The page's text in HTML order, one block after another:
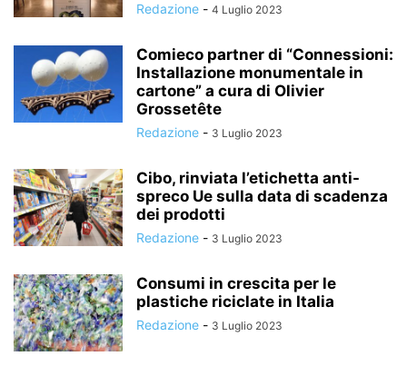
Redazione - 4 Luglio 2023
Comieco partner di “Connessioni:
Installazione monumentale in
cartone” a cura di Olivier
Grossetête
Redazione - 3 Luglio 2023
Cibo, rinviata l’etichetta anti-
spreco Ue sulla data di scadenza
dei prodotti
Redazione - 3 Luglio 2023
Consumi in crescita per le
plastiche riciclate in Italia
Redazione - 3 Luglio 2023